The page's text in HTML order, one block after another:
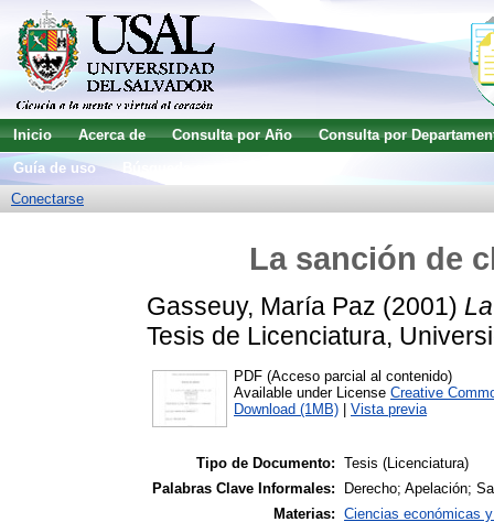
Inicio Acerca de Consulta por Año
Consulta por
Guía de uso
Conectarse
La sanción de
Gasseuy, María Paz (2001)
Tesis de Licenciatura,
PDF (Acceso parcial al contenido)
Available under License Creative
Download (1MB)
Vista previa
Tipo de Documento: Tesis (Licenciatura)
Palabras Clave Informales:
Derecho; Apelación;
Materias: Ciencias económicas